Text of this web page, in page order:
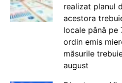
realizat planul
acestora
locale până pe
ordin emis
măsurile
august